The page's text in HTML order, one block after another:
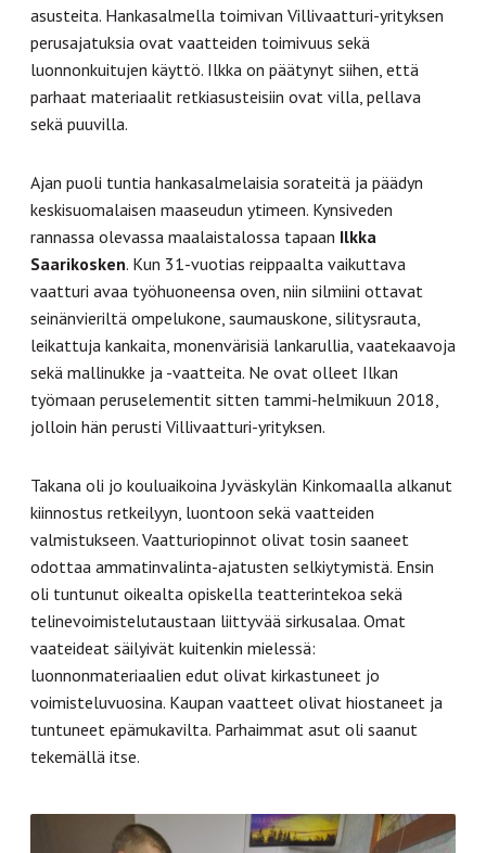
asusteita. Hankasalmella toimivan Villivaatturi-yrityksen
perusajatuksia ovat vaatteiden toimivuus sekä
luonnonkuitujen käyttö. Ilkka on päätynyt siihen, että
parhaat materiaalit retkiasusteisiin ovat villa, pellava
sekä puuvilla.
Ajan puoli tuntia hankasalmelaisia sorateitä ja päädyn
keskisuomalaisen maaseudun ytimeen. Kynsiveden
rannassa olevassa maalaistalossa tapaan Ilkka
Saarikosken. Kun 31-vuotias reippaalta vaikuttava
vaatturi avaa työhuoneensa oven, niin silmiini ottavat
seinänvieriltä ompelukone, saumauskone, silitysrauta,
leikattuja kankaita, monenvärisiä lankarullia, vaatekaavoja
sekä mallinukke ja -vaatteita. Ne ovat olleet Ilkan
työmaan peruselementit sitten tammi-helmikuun 2018,
jolloin hän perusti Villivaatturi-yrityksen.
Takana oli jo kouluaikoina Jyväskylän Kinkomaalla alkanut
kiinnostus retkeilyyn, luontoon sekä vaatteiden
valmistukseen. Vaatturiopinnot olivat tosin saaneet
odottaa ammatinvalinta-ajatusten selkiytymistä. Ensin
oli tuntunut oikealta opiskella teatterintekoa sekä
telinevoimistelutaustaan liittyvää sirkusalaa. Omat
vaateideat säilyivät kuitenkin mielessä:
luonnonmateriaalien edut olivat kirkastuneet jo
voimisteluvuosina. Kaupan vaatteet olivat hiostaneet ja
tuntuneet epämukavilta. Parhaimmat asut oli saanut
tekemällä itse.